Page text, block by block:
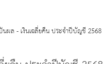
นผล - เงินเฉลี่ยคืน ประจำปีบัญชี 2568